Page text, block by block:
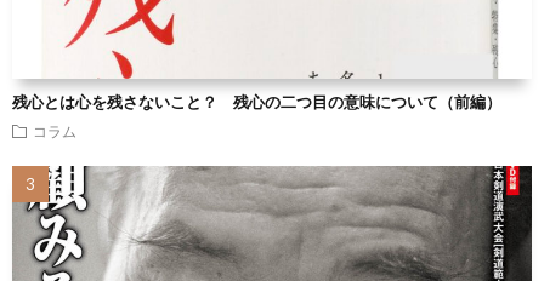
残心とは心を残さないこと？ 残心の二つ目の意味について（前編）
コラム